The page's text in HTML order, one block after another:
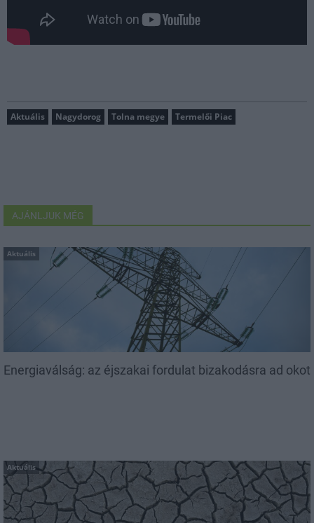
Aktuális Nagydorog Tolna megye Termelői Piac
AJÁNLJUK MÉG
Aktuális
Energiaválság: az éjszakai fordulat bizakodásra ad okot
Aktuális